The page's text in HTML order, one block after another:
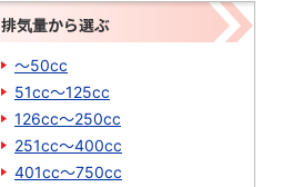
排気量から選ぶ
～50cc
51cc～125cc
126cc～250cc
251cc～400cc
401cc～750cc